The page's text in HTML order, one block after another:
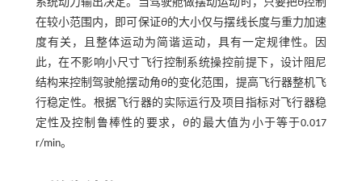
系统动力输出决定。当驾驶舱做摆动运动时，只要把θ控制
在较小范围内，即可保证θ的大小仅与摆线长度与重力加速
度有关，且整体运动为简谐运动，具有一定规律性。因
此，在不影响小尺寸飞行控制系统操控前提下，设计阻尼
结构来控制驾驶舱摆动角θ的变化范围，提高飞行器整机飞
行稳定性。根据飞行器的实际运行及项目指标对飞行器稳
定性及控制鲁棒性的要求， θ 的最大值为小于等于0.017
r/min。